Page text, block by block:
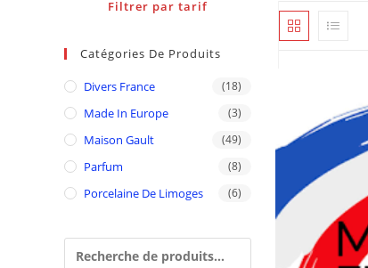
Filtrer par tarif
Catégories De Produits
Divers France (18)
Made In Europe (3)
Maison Gault (49)
Parfum (8)
Porcelaine De Limoges (6)